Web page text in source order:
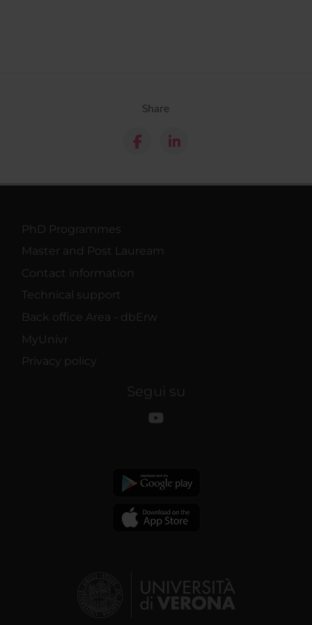
Share
PhD Programmes
Master and Post Lauream
Contact information
Technical support
Back office Area - dbErw
MyUnivr
Privacy policy
Segui su